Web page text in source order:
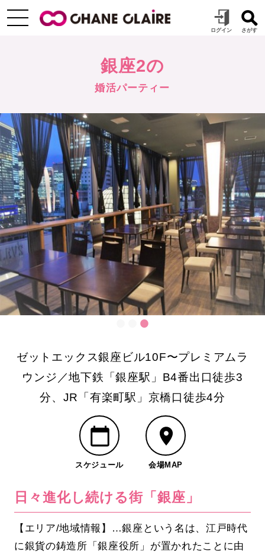
銀座2の
婚活パーティー
ゼットエックス銀座ビル10F〜プレミアムラ
ウンジ／地下鉄「銀座駅」B4番出口徒歩3
分、JR「有楽町駅」京橋口徒歩4分
スケジュール 会場MAP
日々進化し続ける街「銀座」
【エリア/地域情報】…銀座という名は、江戸時代
に銀貨の鋳造所「銀座役所」が置かれたことに由